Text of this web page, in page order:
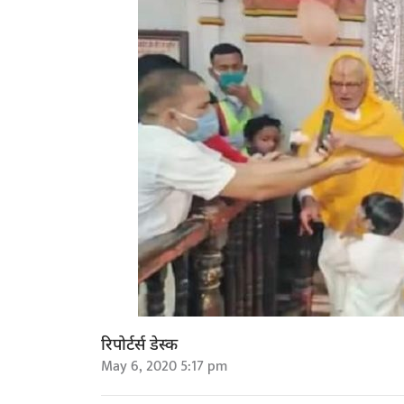
रिपोर्टर्स डेस्क
May 6, 2020 5:17 pm